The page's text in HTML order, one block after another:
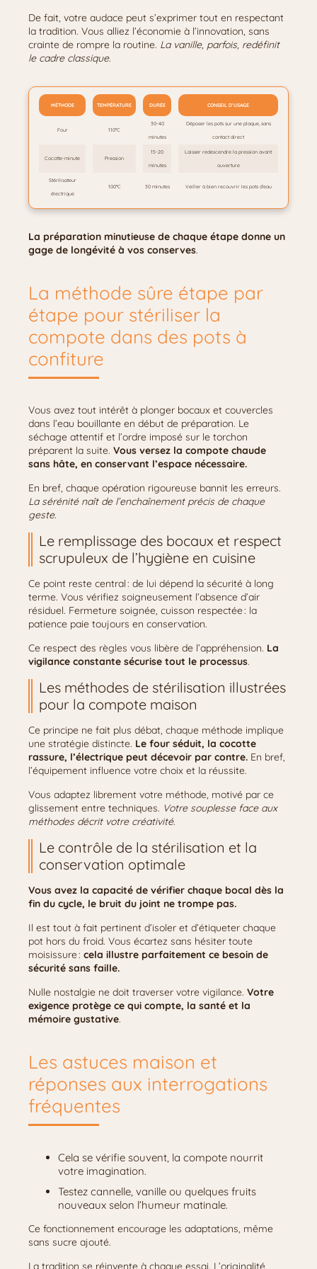
De fait, votre audace peut s’exprimer tout en respectant
la tradition. Vous alliez l’économie à l’innovation, sans
crainte de rompre la routine. La vanille, parfois, redéfinit
le cadre classique.
MÉTHODE TEMPÉRATURE DURÉE CONSEIL D’USAGE
Four 110°C
30-40
minutes
Déposer les pots sur une plaque, sans
contact direct
Cocotte-minute Pression
15-20
minutes
Laisser redescendre la pression avant
ouverture
Stérilisateur
électrique
100°C 30 minutes Veiller à bien recouvrir les pots d’eau
La préparation minutieuse de chaque étape donne un
gage de longévité à vos conserves.
La méthode sûre étape par
étape pour stériliser la
compote dans des pots à
confiture
Vous avez tout intérêt à plonger bocaux et couvercles
dans l’eau bouillante en début de préparation. Le
séchage attentif et l’ordre imposé sur le torchon
préparent la suite. Vous versez la compote chaude
sans hâte, en conservant l’espace nécessaire.
En bref, chaque opération rigoureuse bannit les erreurs.
La sérénité naît de l’enchaînement précis de chaque
geste.
Le remplissage des bocaux et respect
scrupuleux de l’hygiène en cuisine
Ce point reste central : de lui dépend la sécurité à long
terme. Vous vérifiez soigneusement l’absence d’air
résiduel. Fermeture soignée, cuisson respectée : la
patience paie toujours en conservation.
Ce respect des règles vous libère de l’appréhension. La
vigilance constante sécurise tout le processus.
Les méthodes de stérilisation illustrées
pour la compote maison
Ce principe ne fait plus débat, chaque méthode implique
une stratégie distincte. Le four séduit, la cocotte
rassure, l’électrique peut décevoir par contre. En bref,
l’équipement influence votre choix et la réussite.
Vous adaptez librement votre méthode, motivé par ce
glissement entre techniques. Votre souplesse face aux
méthodes décrit votre créativité.
Le contrôle de la stérilisation et la
conservation optimale
Vous avez la capacité de vérifier chaque bocal dès la
fin du cycle, le bruit du joint ne trompe pas.
Il est tout à fait pertinent d’isoler et d’étiqueter chaque
pot hors du froid. Vous écartez sans hésiter toute
moisissure : cela illustre parfaitement ce besoin de
sécurité sans faille.
Nulle nostalgie ne doit traverser votre vigilance. Votre
exigence protège ce qui compte, la santé et la
mémoire gustative.
Les astuces maison et
réponses aux interrogations
fréquentes
Cela se vérifie souvent, la compote nourrit
votre imagination.
Testez cannelle, vanille ou quelques fruits
nouveaux selon l’humeur matinale.
Ce fonctionnement encourage les adaptations, même
sans sucre ajouté.
La tradition se réinvente à chaque essai. L’originalité